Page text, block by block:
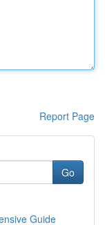
Report Page
Go
Guide